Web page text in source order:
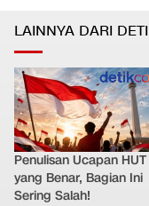
LAINNYA DARI
Penulisan Ucapan HUT
yang Benar, Bagian Ini
Sering Salah!